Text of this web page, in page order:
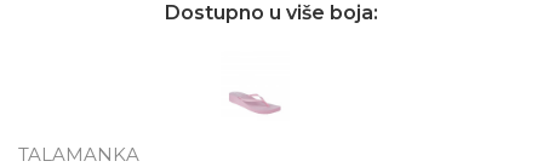
Dostupno u više boja:
TALAMANKA